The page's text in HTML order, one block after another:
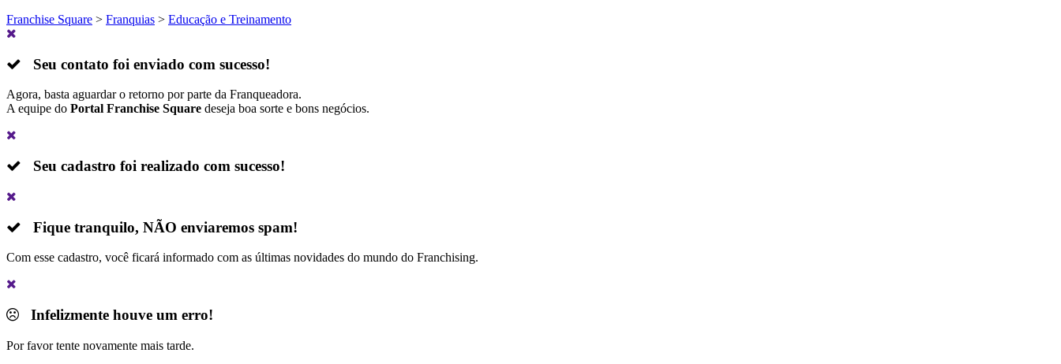
Franchise Square > Franquias > Educação e Treinamento
Seu contato foi enviado com sucesso!
Agora, basta aguardar o retorno por parte da Franqueadora.
A equipe do Portal Franchise Square deseja boa sorte e bons negócios.
Seu cadastro foi realizado com sucesso!
Fique tranquilo, NÃO enviaremos spam!
Com esse cadastro, você ficará informado com as últimas novidades do mundo do Franchising.
Infelizmente houve um erro!
Por favor tente novamente mais tarde.